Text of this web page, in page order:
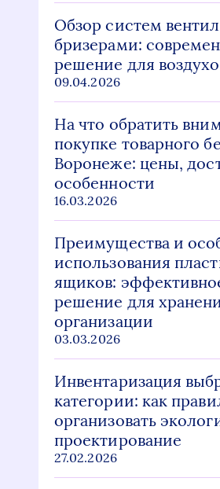
Обзор систем
бризерами:
решение для
09.04.2026
На что обратить
покупке товарного
Воронеже: цены,
особенности
16.03.2026
Преимущества и
использования
ящиков:
решение для
организации
03.03.2026
Инвентаризация
категории: как
организовать
проектирование
27.02.2026